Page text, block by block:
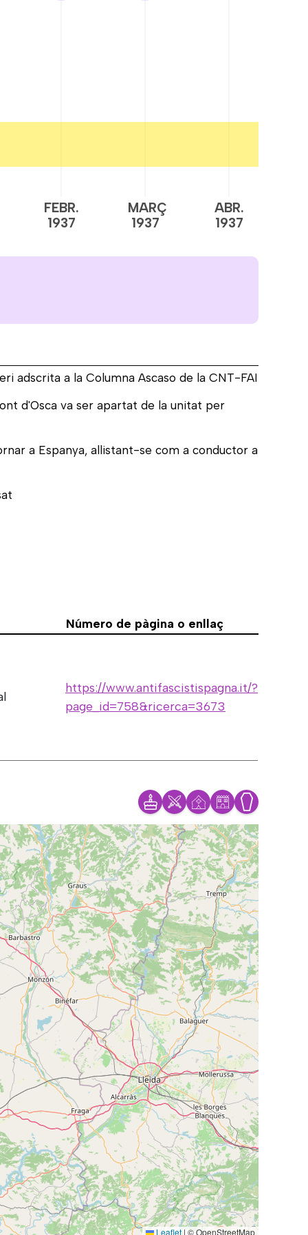
FEBR.
1937
MARÇ
1937
ABR.
1937
adscrita a la Columna Ascaso de la CNT-FAI
d'Osca va ser apartat de la unitat per
a Espanya, allistant-se com a conductor a
Número de pàgina o enllaç
https://www.antifascistispagna.it/?
page_id=758&ricerca=3673
Leaflet | © OpenStreetMap